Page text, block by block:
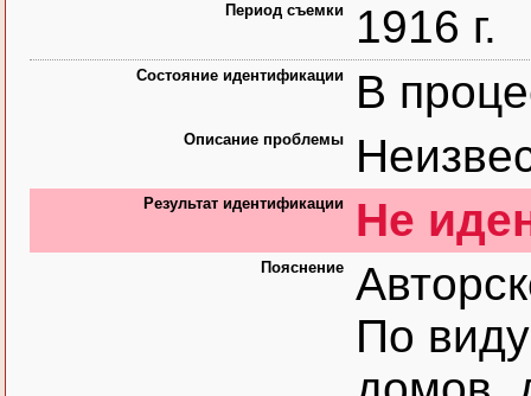
Период съемки 1916 г.
Состояние идентификации В
Описание проблемы
Результат идентификации Не
Пояснение
По